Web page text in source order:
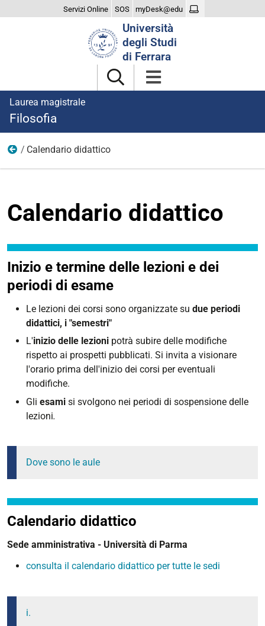
Servizi Online SOS myDesk@edu
Università
degli Studi
di Ferrara
Laurea magistrale
Filosofia
Didattica
Calendario didattico
Calendario didattico
Inizio e termine delle lezioni e dei
periodi di esame
Le lezioni dei corsi sono organizzate su due periodi
didattici, i "semestri"
L'inizio delle lezioni potrà subire delle modifiche
rispetto ai prospetti pubblicati. Si invita a visionare
l'orario prima dell'inizio dei corsi per eventuali
modifiche.
Gli esami si svolgono nei periodi di sospensione delle
lezioni.
Dove sono le aule
Calendario didattico
Sede amministrativa - Università di Parma
consulta il calendario didattico per tutte le sedi
i.